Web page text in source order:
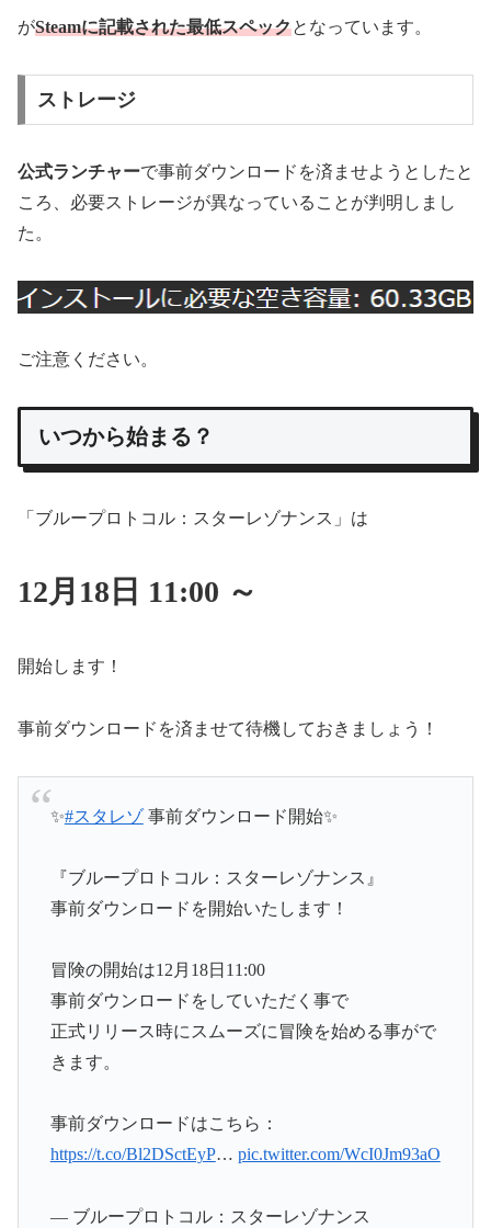
がSteamに記載された最低スペックとなっています。
ストレージ
公式ランチャーで事前ダウンロードを済ませようとしたと
ころ、必要ストレージが異なっていることが判明しまし
た。
ご注意ください。
いつから始まる？
「ブループロトコル：スターレゾナンス」は
12月18日 11:00 ～
開始します！
事前ダウンロードを済ませて待機しておきましょう！
✨#スタレゾ事前ダウンロード開始✨
『ブループロトコル：スターレゾナンス』
事前ダウンロードを開始いたします！
冒険の開始は12月18日11:00
事前ダウンロードをしていただく事で
正式リリース時にスムーズに冒険を始める事がで
きます。
事前ダウンロードはこちら：
https://t.co/Bl2DSctEyP… pic.twitter.com/WcI0Jm93aO
— ブループロトコル：スターレゾナンス